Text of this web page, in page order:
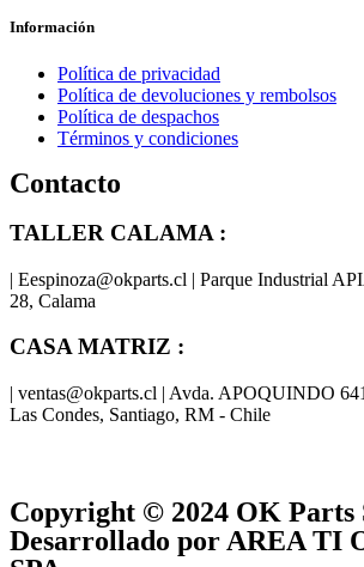
Información
Política de privacidad
Política de devoluciones y rembolsos
Política de despachos
Términos y condiciones
Contacto
TALLER CALAMA :
| Eespinoza@okparts.cl | Parque Industrial
28, Calama
CASA MATRIZ :
| ventas@okparts.cl | Avda. APOQUINDO
Las Condes, Santiago, RM - Chile
Copyright © 2024 OK Parts
Desarrollado por AREA TI